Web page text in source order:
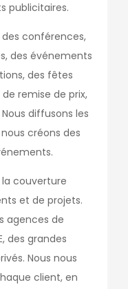
publicitaires.
conférences,
des événements
des fêtes
remise de prix,
diffusons les
créons des
couverture
et de projets.
agences de
des grandes
Nous nous
client, en